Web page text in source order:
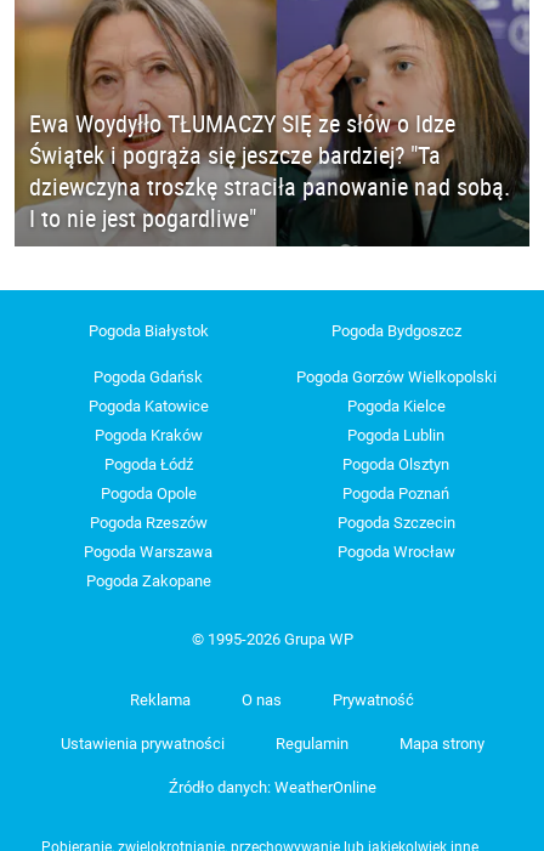
Ewa Woydyłło TŁUMACZY SIĘ ze słów o Idze
Świątek i pogrąża się jeszcze bardziej? "Ta
dziewczyna troszkę straciła panowanie nad sobą.
I to nie jest pogardliwe"
Pogoda Białystok Pogoda Bydgoszcz
Pogoda Gdańsk
Pogoda Gorzów Wielkopolski
Pogoda Katowice
Pogoda Kielce
Pogoda Kraków
Pogoda Lublin
Pogoda Łódź
Pogoda Olsztyn
Pogoda Opole
Pogoda Poznań
Pogoda Rzeszów
Pogoda Szczecin
Pogoda Warszawa
Pogoda Wrocław
Pogoda Zakopane
© 1995-2026 Grupa WP
Reklama O nas Prywatność
Ustawienia prywatności Regulamin Mapa strony
Źródło danych: WeatherOnline
Pobieranie, zwielokrotnianie, przechowywanie lub jakiekolwiek inne